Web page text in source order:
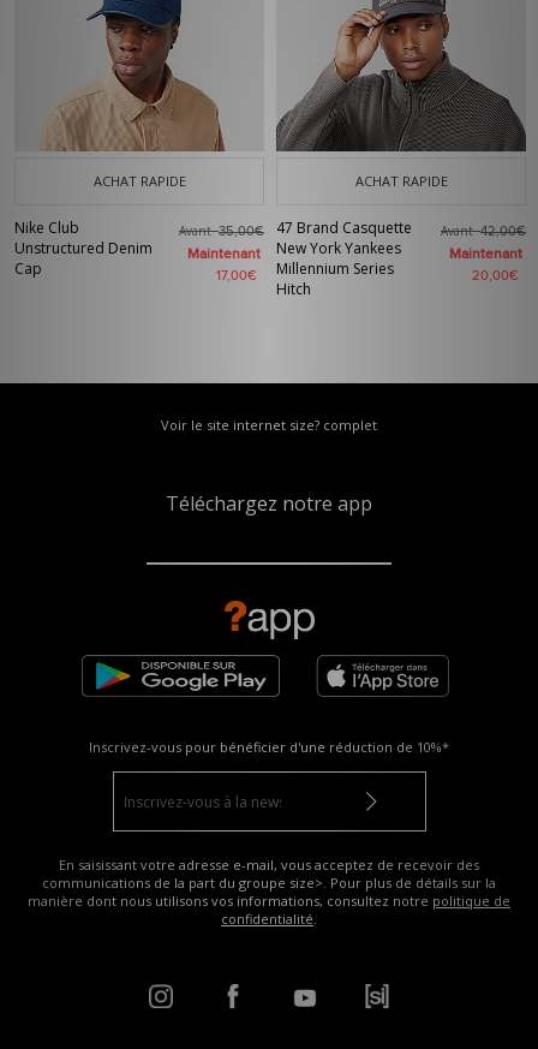
ACHAT RAPIDE
Nike Club
Unstructured Denim
Cap
Avant35,00€
Maintenant
17,00€
ACHAT RAPIDE
47 Brand Casquette
New York Yankees
Millennium Series
Hitch
Avant42,00€
Maintenant
20,00€
Voir le site internet size? complet
Téléchargez notre app
Inscrivez-vous pour bénéficier d'une réduction de 10%*
En saisissant votre adresse e-mail, vous acceptez de recevoir des
communications de la part du groupe size>. Pour plus de détails sur la
manière dont nous utilisons vos informations, consultez notre politique de
confidentialité.